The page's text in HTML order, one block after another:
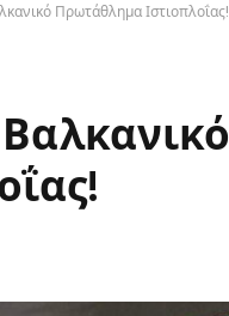
Πρωτάθλημα Ιστιοπλοΐας!